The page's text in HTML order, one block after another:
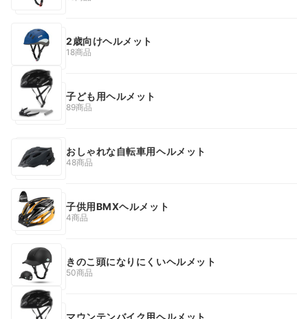
2歳向けヘルメット
18商品
子ども用ヘルメット
89商品
おしゃれな自転車用ヘルメット
48商品
子供用BMXヘルメット
4商品
きのこ頭になりにくいヘルメット
50商品
マウンテンバイク用ヘルメット